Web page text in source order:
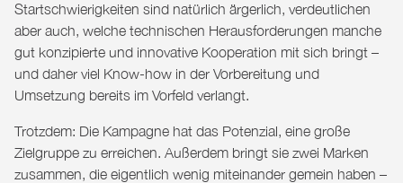
Startschwierigkeiten sind natürlich ärgerlich, verdeutlichen
aber auch, welche technischen Herausforderungen manche
gut konzipierte und innovative Kooperation mit sich bringt –
und daher viel Know-how in der Vorbereitung und
Umsetzung bereits im Vorfeld verlangt.
Trotzdem: Die Kampagne hat das Potenzial, eine große
Zielgruppe zu erreichen. Außerdem bringt sie zwei Marken
zusammen, die eigentlich wenig miteinander gemein haben –